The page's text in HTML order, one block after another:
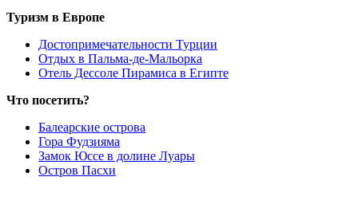
Туризм в Европе
Достопримечательности Турции
Отдых в Пальма-де-Мальорка
Отель Дессоле Пирамиса в Египте
Что посетить?
Балеарские острова
Гора Фудзияма
Замок Юссе в долине Луары
Остров Пасхи